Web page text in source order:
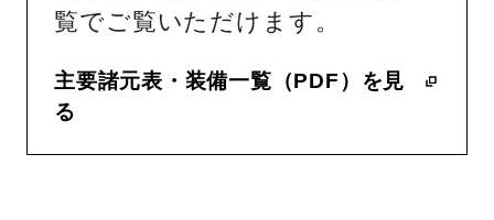
覧でご覧いただけます。
主要諸元表・装備一覧（PDF）を見
る